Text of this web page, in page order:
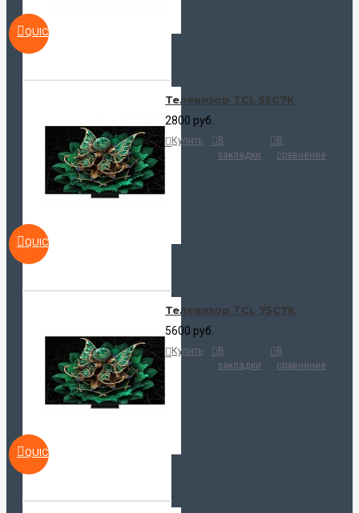
QUICKVIEW
QUICKVIEW
Телевизор TCL 55C7K
2800 руб.
Купить
В
закладки
В
сравнение
QUICKVIEW
Телевизор TCL 75C7K
5600 руб.
Купить
В
закладки
В
сравнение